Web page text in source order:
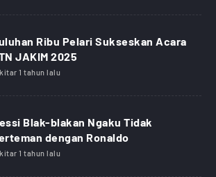
Ribu Pelari Sukseskan Acara
JAKIM 2025
1 tahun lalu
Blak-blakan Ngaku Tidak
dengan Ronaldo
1 tahun lalu